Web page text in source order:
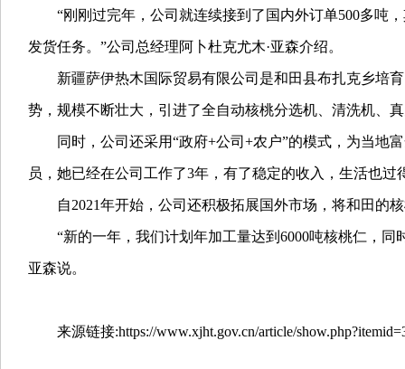
“刚刚过完年，公司就连续接到了国内外订单500多吨，
发货任务。”公司总经理阿卜杜克尤木·亚森介绍。
新疆萨伊热木国际贸易有限公司是和田县布扎克乡培育
势，规模不断壮大，引进了全自动核桃分选机、清洗机、
同时，公司还采用“政府+公司+农户”的模式，为当地富
员，她已经在公司工作了3年，有了稳定的收入，生活也过
自2021年开始，公司还积极拓展国外市场，将和田的核
“新的一年，我们计划年加工量达到6000吨核桃仁，同
亚森说。
来源链接:https://www.xjht.gov.cn/article/